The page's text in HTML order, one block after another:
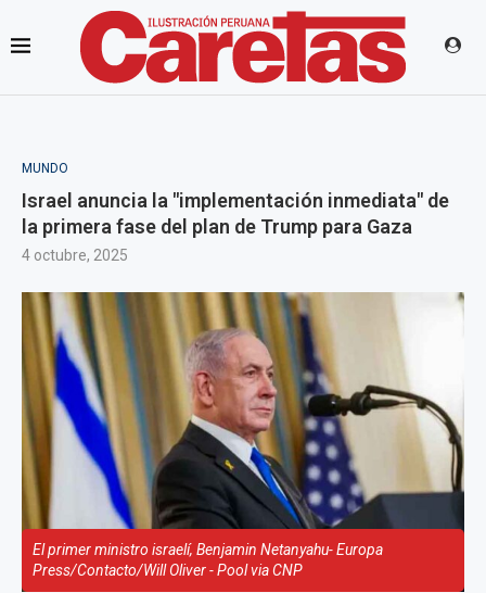
MUNDO
Israel anuncia la "implementación inmediata" de
la primera fase del plan de Trump para Gaza
4 octubre, 2025
El primer ministro israelí, Benjamin Netanyahu- Europa
Press/Contacto/Will Oliver - Pool via CNP